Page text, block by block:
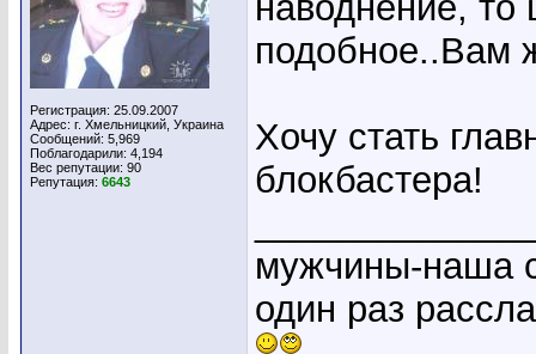
Регистрация: 25.09.2007
Адрес: г. Хмельницкий, Украина
Сообщений: 5,969
Поблагодарили: 4,194
Вес репутации: 90
Репутация: 6643
подобное..Вам
Хочу стать
блокбастера!
мужчины-наша
один раз